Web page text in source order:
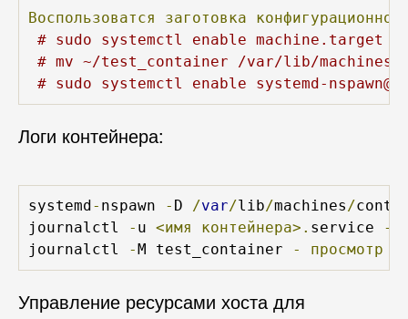
Воспользоватся заготовка
# sudo systemctl enable machine.target
# mv ~/test_container /var/lib/machines/
# sudo systemctl enable systemd-
Логи контейнера:
systemd- nspawn - D /var/lib/machines/
journalctl
- u <имя контейнера>. service -
journalctl
-M test_container - просмотр
Управление ресурсами хоста для